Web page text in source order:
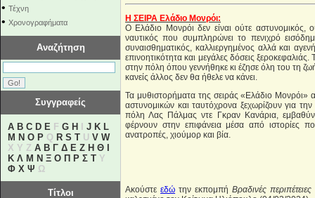
• Τέχνη
• Χρονογραφήματα
Αναζήτηση
Συγγραφείς
A B C D E F G H J K L
M N O P Q R S T U V W
X Y Z Α Β Γ Δ Ε Ζ Η Θ
Κ Λ Μ Ν Ξ Ο Π Ρ Σ Τ Υ
Φ Χ Ψ Ω
Τίτλοι
Η ΣΕΙΡΑ Ελάδιο Μονρόι:
Ο Ελάδιο Μονρόι δεν είναι ούτε αστυνομικός,
ναυτικός που συμπληρώνει το πενιχρό
συναισθηματικός, καλλιεργημένος αλλά και
επινοητικότητα και μεγάλες δόσεις
στην πόλη όπου γεννήθηκε κι έζησε όλη του τη
κανείς άλλος δεν θα ήθελε να κάνει.
Τα μυθιστορήματα της σειράς «Ελάδιο
αστυνομικών και ταυτόχρονα ξεχωρίζουν για
πόλη Λας Πάλμας ντε Γκραν Κανάρια,
φέρνουν στην επιφάνεια μέσα από ιστορίες
ανατροπές, χιούμορ και βία.
Ακούστεεδώ την εκπομπήΒραδινές